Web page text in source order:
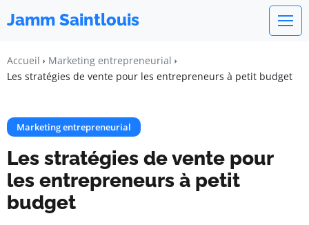
Jamm Saintlouis
Accueil
Marketing entrepreneurial
Les stratégies de vente pour les entrepreneurs à petit budget
Marketing entrepreneurial
Les stratégies de vente pour
les entrepreneurs à petit
budget